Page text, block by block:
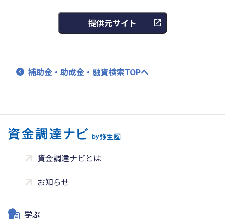
提供元サイト
補助金・助成金・融資検索TOPへ
資金調達ナビとは
お知らせ
学ぶ